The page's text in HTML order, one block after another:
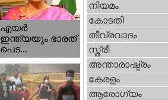
എയര്‍
ഇന്ത്യയും ഭാരത്
പെട...
നിയമം
കോടതി
തീവ്രവാദം
സ്ത്രീ
അന്താരാഷ്ട്രം
കേരളം
ആരോഗ്യം